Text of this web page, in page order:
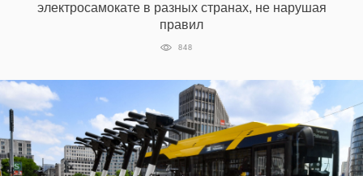
электросамокате в разных странах, не нарушая
правил
848